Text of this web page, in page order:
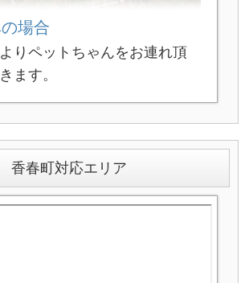
場合
りペットちゃんをお連れ頂
ます。
香春町対応エリア